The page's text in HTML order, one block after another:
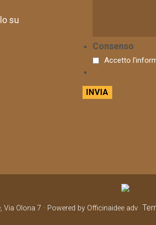
su
Consenso
Accetto
Via Olona 7 · Powered by Officinaidee adv